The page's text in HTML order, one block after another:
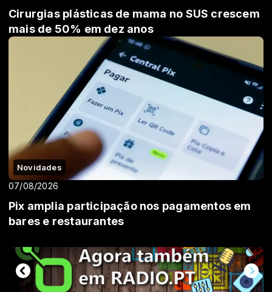
Cirurgias plásticas de mama no SUS crescem
mais de 50% em dez anos
Novidades
07/08/2026
Pix amplia participação nos pagamentos em
bares e restaurantes